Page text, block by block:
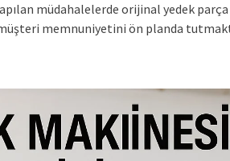
müdahalelerde orijinal yedek parça
memnuniyetini ön planda